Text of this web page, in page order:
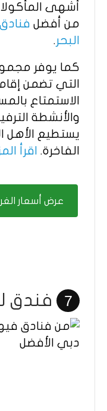
أشهى
من أفضل
البحر.
كما يوفر
التي تضمن
الاستمتاع
والأنشطة
يستطيع الأهل
الفاخرة. اقرأ
عرض أسعار
7 فندق